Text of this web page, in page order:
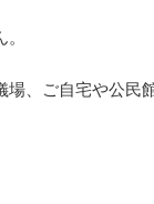
、ご自宅や公